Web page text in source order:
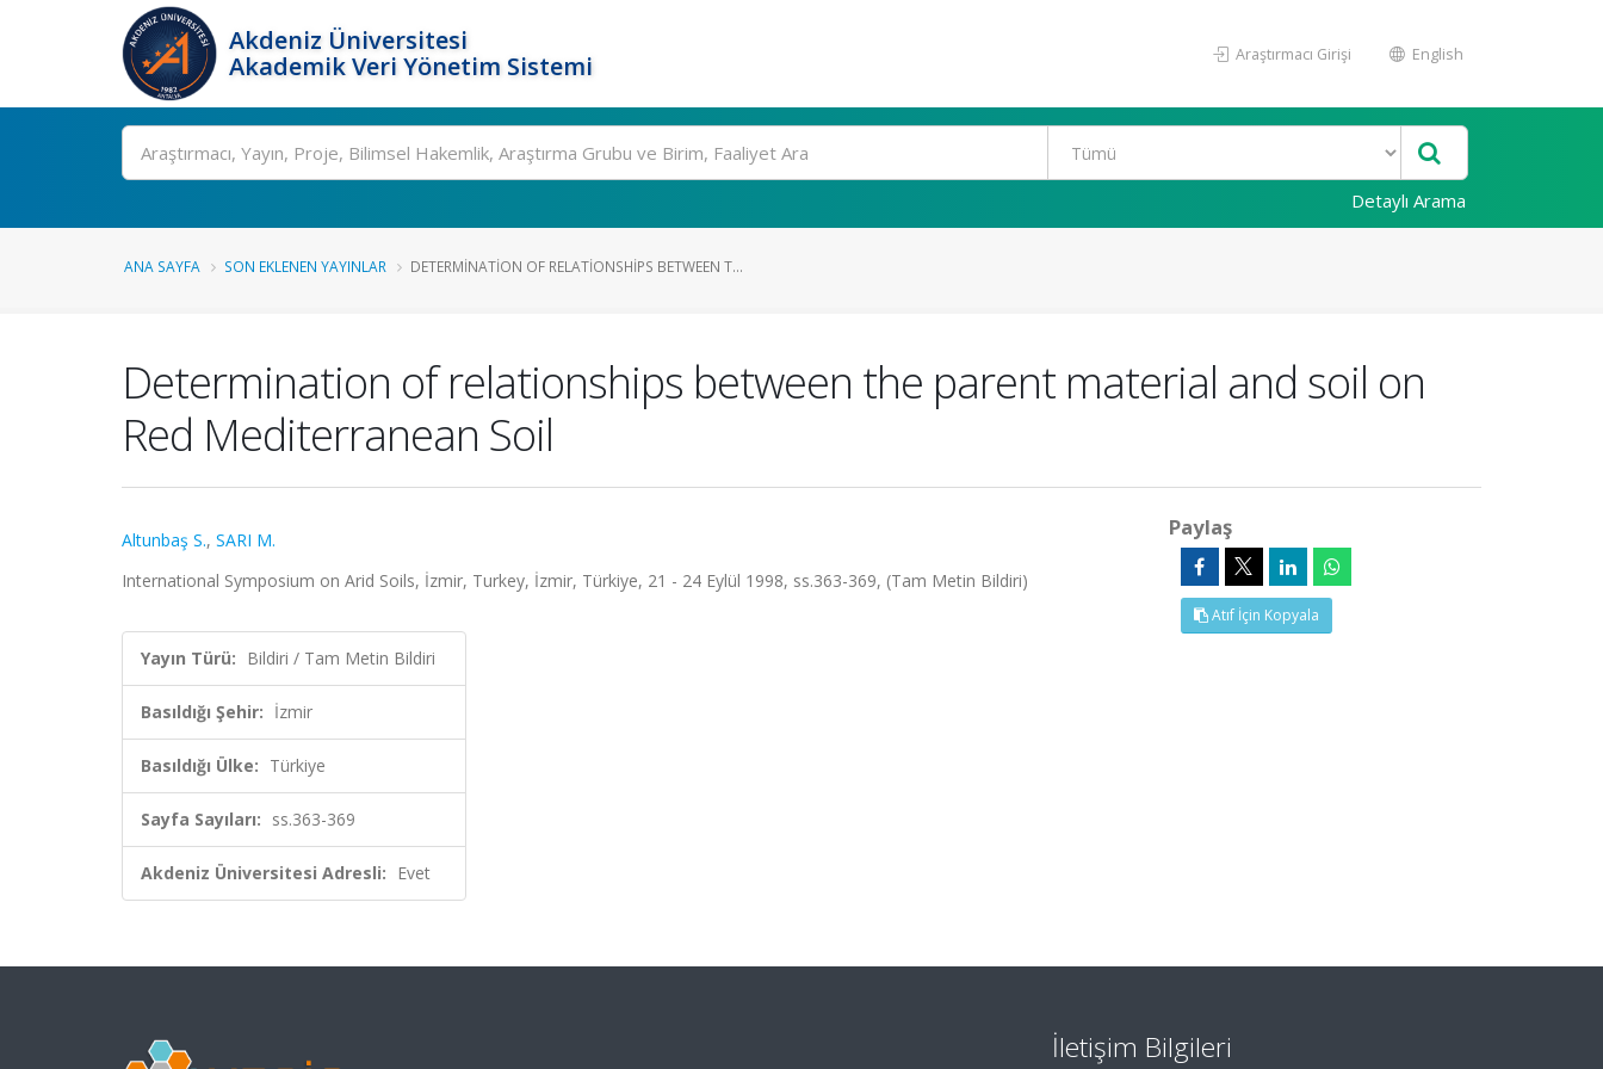
Akdeniz Üniversitesi
Akademik Veri Yönetim Sistemi
Araştırmacı Girişi English
Ara
Detaylı Arama
ANA SAYFA SON EKLENEN YAYINLAR DETERMINATION OF RELATIONSHIPS BETWEEN T...
Determination of relationships between the parent material and soil on
Red Mediterranean Soil
Altunbaş S., SARI M.
International Symposium on Arid Soils, İzmir, Turkey, İzmir, Türkiye, 21 - 24 Eylül 1998, ss.363-369, (Tam Metin Bildiri)
Yayın Türü: Bildiri / Tam Metin Bildiri
Basıldığı Şehir: İzmir
Basıldığı Ülke: Türkiye
Sayfa Sayıları: ss.363-369
Akdeniz Üniversitesi Adresli: Evet
Paylaş
Atıf İçin Kopyala
İletişim Bilgileri